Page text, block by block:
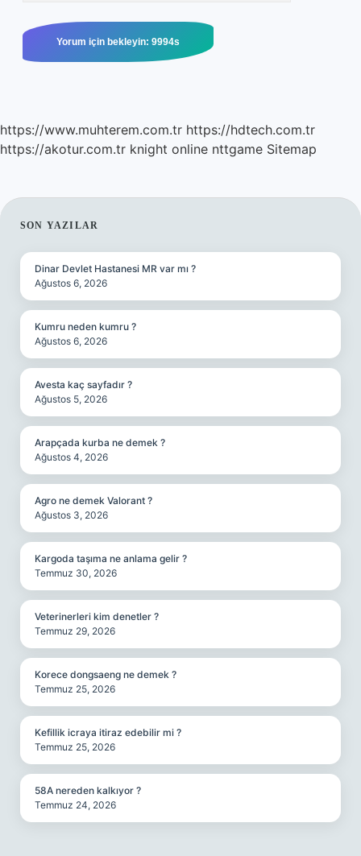
https://www.muhterem.com.tr https://hdtech.com.tr
https://akotur.com.tr knight online nttgame Sitemap
SIDEBAR
SON YAZILAR
Dinar Devlet Hastanesi MR var mı ?
Ağustos 6, 2026
Kumru neden kumru ?
Ağustos 6, 2026
Avesta kaç sayfadır ?
Ağustos 5, 2026
Arapçada kurba ne demek ?
Ağustos 4, 2026
Agro ne demek Valorant ?
Ağustos 3, 2026
Kargoda taşıma ne anlama gelir ?
Temmuz 30, 2026
Veterinerleri kim denetler ?
Temmuz 29, 2026
Korece dongsaeng ne demek ?
Temmuz 25, 2026
Kefillik icraya itiraz edebilir mi ?
Temmuz 25, 2026
58A nereden kalkıyor ?
Temmuz 24, 2026